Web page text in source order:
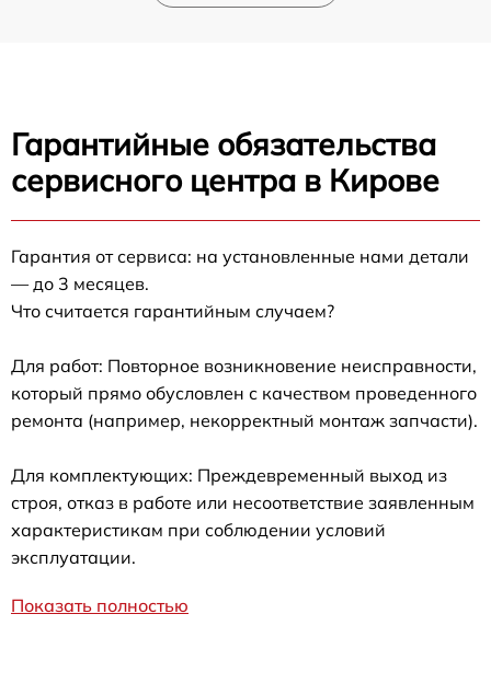
Гарантийные обязательства
сервисного центра в Кирове
Гарантия от сервиса: на установленные нами детали
— до 3 месяцев.
Что считается гарантийным случаем?
Для работ: Повторное возникновение неисправности,
который прямо обусловлен с качеством проведенного
ремонта (например, некорректный монтаж запчасти).
Для комплектующих: Преждевременный выход из
строя, отказ в работе или несоответствие заявленным
характеристикам при соблюдении условий
эксплуатации.
Показать полностью